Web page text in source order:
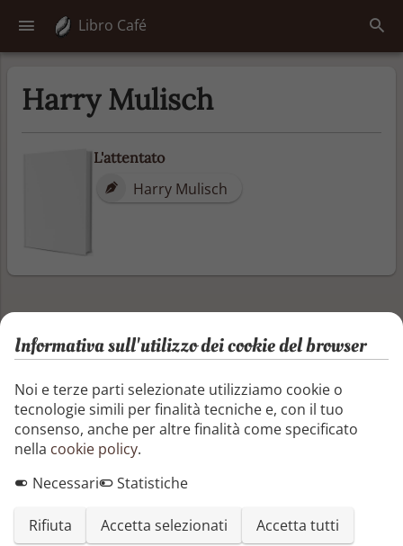
Libro Café
Harry Mulisch
L'attentato
Harry Mulisch
Informativa sull'utilizzo dei cookie del browser
Noi e terze parti selezionate utilizziamo cookie o
tecnologie simili per finalità tecniche e, con il tuo
consenso, anche per altre finalità come specificato
nella cookie policy.
Necessari
Statistiche
Rifiuta Accetta selezionati Accetta tutti